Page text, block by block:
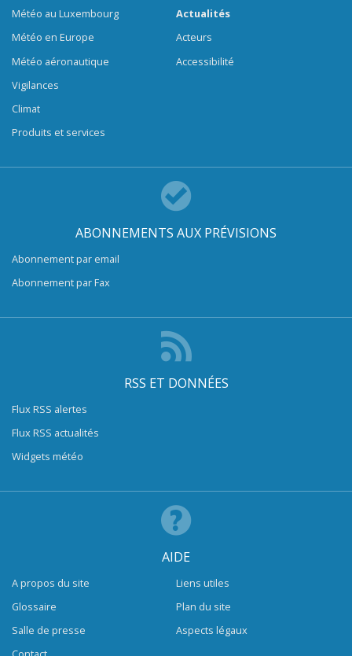
Météo au Luxembourg
Météo en Europe
Météo aéronautique
Vigilances
Climat
Produits et services
Actualités
Acteurs
Accessibilité
ABONNEMENTS AUX PRÉVISIONS
Abonnement par email
Abonnement par Fax
RSS ET DONNÉES
Flux RSS alertes
Flux RSS actualités
Widgets météo
AIDE
A propos du site
Glossaire
Salle de presse
Liens utiles
Plan du site
Aspects légaux